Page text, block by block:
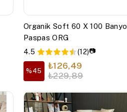
Organik Soft 60 X 100 Banyo
Paspas ORG
4.5 (12)📷
%45
₺126,49
₺229,89